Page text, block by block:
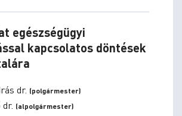
egészségügyi
kapcsolatos döntések
dr. (polgármester)
(alpolgármester)